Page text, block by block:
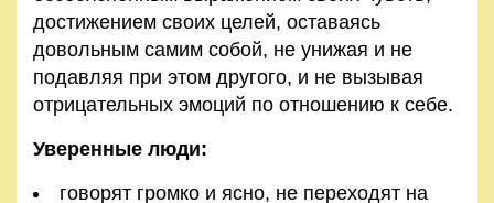
достижением своих целей, оставаясь
довольным самим собой, не унижая и не
подавляя при этом другого, и не вызывая
отрицательных эмоций по отношению к себе.
Уверенные люди:
говорят громко и ясно, не переходят на